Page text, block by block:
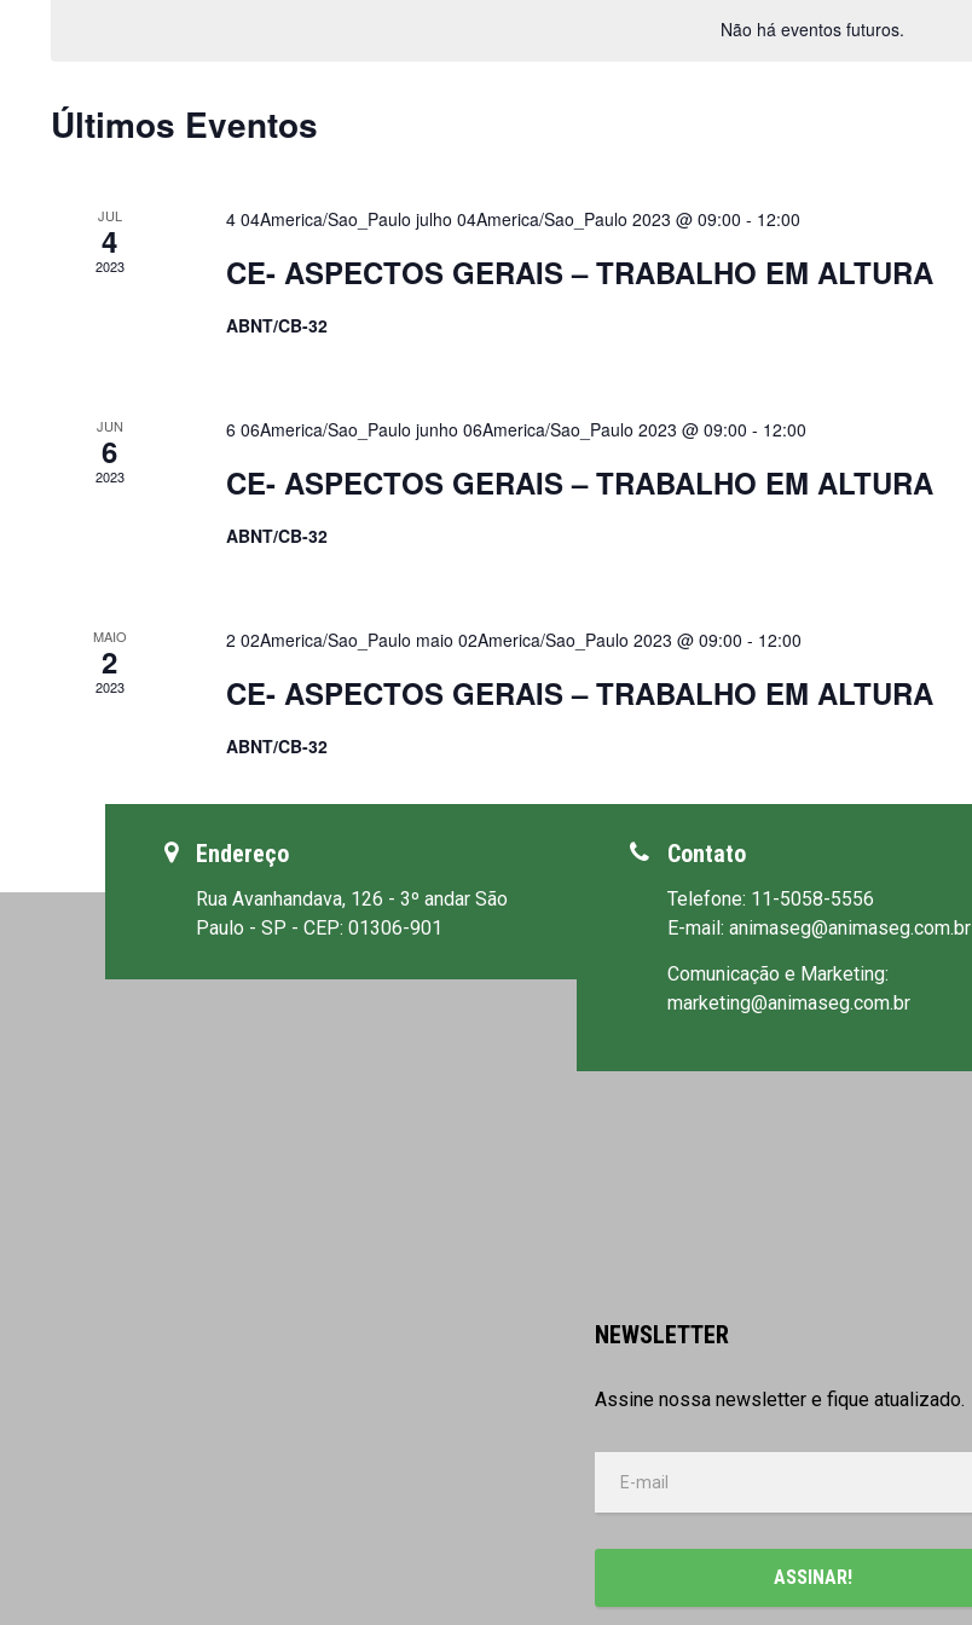
Não há eventos futuros.
Calendárior
Últimos Eventos
JUL
4
2023
4 04America/Sao_Paulo julho 04America/Sao_Paulo 2023 @ 09:00 - 12:00
CE- ASPECTOS GERAIS – TRABALHO EM ALTURA
ABNT/CB-32
JUN
6
2023
6 06America/Sao_Paulo junho 06America/Sao_Paulo 2023 @ 09:00 - 12:00
CE- ASPECTOS GERAIS – TRABALHO EM ALTURA
ABNT/CB-32
MAIO
2
2023
2 02America/Sao_Paulo maio 02America/Sao_Paulo 2023 @ 09:00 - 12:00
CE- ASPECTOS GERAIS – TRABALHO EM ALTURA
ABNT/CB-32
Endereço
Rua Avanhandava, 126 - 3º andar São
Paulo - SP - CEP: 01306-901
Contato
Telefone: 11-5058-5556
E-mail: animaseg@animaseg.com.br
Comunicação e Marketing:
marketing@animaseg.com.br
NEWSLETTER
Assine nossa newsletter e fique atualizado.